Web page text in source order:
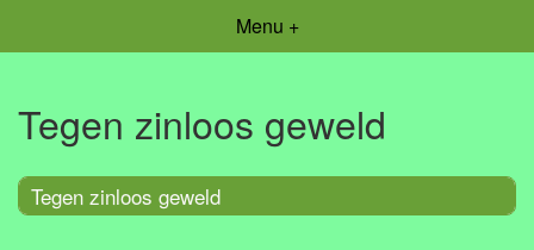
Menu +
Tegen zinloos geweld
Tegen zinloos geweld